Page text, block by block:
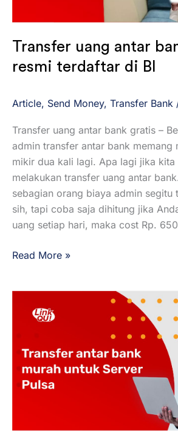
Transfer uang antar
resmi terdaftar di BI
Article, Send Money, Transfer Bank
Transfer uang antar bank gratis –
admin transfer antar bank memang
mikir dua kali lagi. Apa lagi jika kita
melakukan transfer uang antar
sebagian orang biaya admin
sih, tapi coba saja dihitung jika
uang setiap hari, maka cost Rp.
Read More »
antar
murah
untuk
Server
Pulsa